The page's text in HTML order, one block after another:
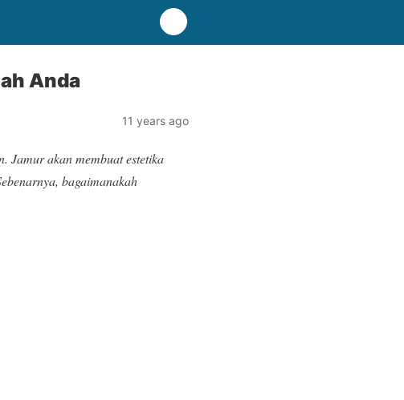
Anda
11 years ago
Jamur akan membuat estetika
bagaimanakah